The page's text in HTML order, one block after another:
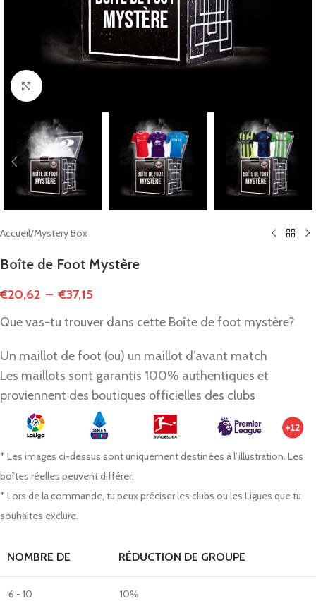
Click to enlarge
Accueil/Mystery Box
Boîte de Foot Mystère
€20,62 – €37,15
Que vas-tu trouver dans cette Boîte de foot mystère?
Un maillot de foot (ou) un maillot d’avant match
Les maillots sont garantis 100% authentiques et
proviennent des boutiques officielles des clubs
* Les images ci-dessus sont uniquement destinées à l’illustration. Les
boîtes réelles peuvent différer.
* Lors de la commande, tu peux préciser les clubs ou les Ligues que tu
souhaites exclure.
NOMBRE DE RÉDUCTION DE GROUPE
6 - 10 10%